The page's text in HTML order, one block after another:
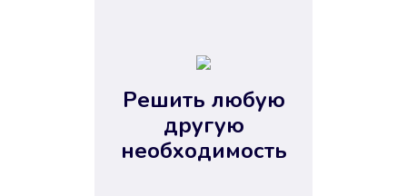
Решить любую
другую
необходимость